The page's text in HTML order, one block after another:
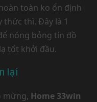
toàn ko ổn định
thức thì. Đây là 1
nóng bỏng tín đồ
tốt khởi đầu.
lại
mừng, Home 33win